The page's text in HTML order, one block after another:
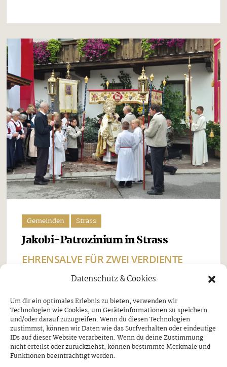
Datenschutz & Cookies
Um dir ein optimales Erlebnis zu bieten, verwenden wir
Technologien wie Cookies, um Geräteinformationen zu speichern
und/oder darauf zuzugreifen. Wenn du diesen Technologien
zustimmst, können wir Daten wie das Surfverhalten oder eindeutige
IDs auf dieser Website verarbeiten. Wenn du deine Zustimmung
nicht erteilst oder zurückziehst, können bestimmte Merkmale und
Funktionen beeinträchtigt werden.
Gemeinden Strass
Jakobi-Patrozinium in Strass
EHRENSALVE FÜR ZWEI VERDIENTE
Beim Jakobi-Patrozinium am Sonntag, dem 26. Juli,
stand Strass im Zillertal ganz im Zeichen seines
Pfarrpatrons, des heiligen Jakobus. Nach dem
feierlichen Festgottesdienst und der traditionellen